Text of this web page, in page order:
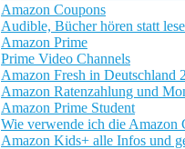
Amazon Coupons
Audible, Bücher hören statt
Amazon Prime
Prime Video Channels
Amazon Fresh in Deutschland
Amazon Ratenzahlung und
Amazon Prime Student
Wie verwende ich die Amazon
Amazon Kids+ alle Infos und